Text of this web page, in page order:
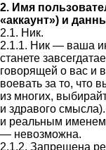
2. Имя
«аккаунт») и
2.1. Ник.
2.1.1. Ник — ваша
станете
говорящей о вас и
воевать за то, что
из многих,
и здравого
и реальным
— невозможна.
2.1.2. Запрещена